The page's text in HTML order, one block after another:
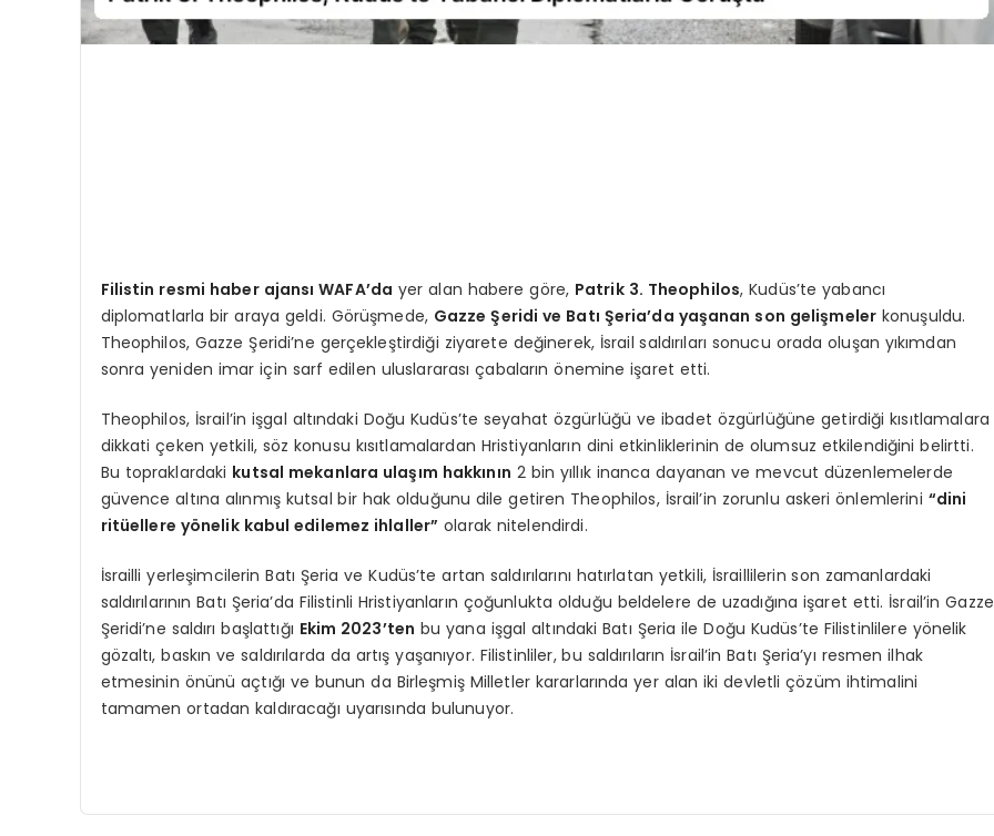
Filistin resmi haber ajansı WAFA’da yer alan habere göre, Patrik 3. Theophilos, Kudüs’te yabancı
diplomatlarla bir araya geldi. Görüşmede, Gazze Şeridi ve Batı Şeria’da yaşanan son gelişmeler konuşuldu.
Theophilos, Gazze Şeridi’ne gerçekleştirdiği ziyarete değinerek, İsrail saldırıları sonucu orada oluşan yıkımdan
sonra yeniden imar için sarf edilen uluslararası çabaların önemine işaret etti.
Theophilos, İsrail’in işgal altındaki Doğu Kudüs’te seyahat özgürlüğü ve ibadet özgürlüğüne getirdiği kısıtlamalara
dikkati çeken yetkili, söz konusu kısıtlamalardan Hristiyanların dini etkinliklerinin de olumsuz etkilendiğini belirtti.
Bu topraklardaki kutsal mekanlara ulaşım hakkının 2 bin yıllık inanca dayanan ve mevcut düzenlemelerde
güvence altına alınmış kutsal bir hak olduğunu dile getiren Theophilos, İsrail’in zorunlu askeri önlemlerini “dini
ritüellere yönelik kabul edilemez ihlaller” olarak nitelendirdi.
İsrailli yerleşimcilerin Batı Şeria ve Kudüs’te artan saldırılarını hatırlatan yetkili, İsraillilerin son zamanlardaki
saldırılarının Batı Şeria’da Filistinli Hristiyanların çoğunlukta olduğu beldelere de uzadığına işaret etti. İsrail’in Gazze
Şeridi’ne saldırı başlattığı Ekim 2023’ten bu yana işgal altındaki Batı Şeria ile Doğu Kudüs’te Filistinlilere yönelik
gözaltı, baskın ve saldırılarda da artış yaşanıyor. Filistinliler, bu saldırıların İsrail’in Batı Şeria’yı resmen ilhak
etmesinin önünü açtığı ve bunun da Birleşmiş Milletler kararlarında yer alan iki devletli çözüm ihtimalini
tamamen ortadan kaldıracağı uyarısında bulunuyor.